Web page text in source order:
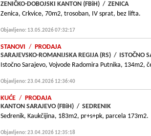
ZENIČKO-DOBOJSKI KANTON (FBiH) / ZENICA
Zenica, Crkvice, 70m2, trosoban, IV sprat, bez lifta.
Objavljeno: 13.05.2026 07:32:17
STANOVI / PRODAJA
SARAJEVSKO-ROMANIJSKA REGIJA (RS) / ISTOČNO
Istočno Sarajevo, Vojvode Radomira Putnika, 134m2,
Objavljeno: 23.04.2026 12:36:40
KUĆE / PRODAJA
KANTON SARAJEVO (FBiH) / SEDRENIK
Sedrenik, Kaukčijina, 183m2, pr+s+pk, parcela 173m2.
Objavljeno: 23.04.2026 12:35:18